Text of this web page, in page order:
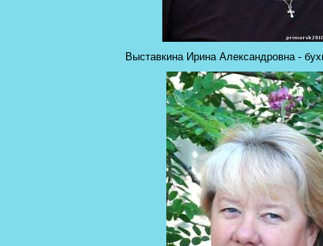
Выставкина Ирина Александровна -